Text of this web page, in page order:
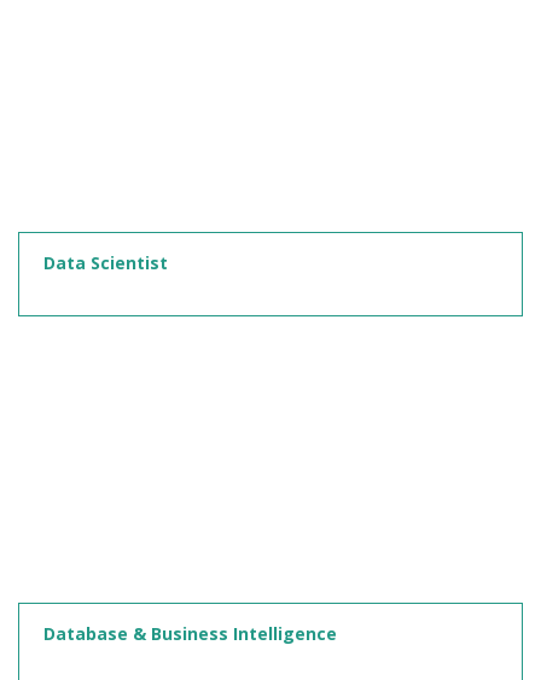
Data Scientist
Database & Business Intelligence